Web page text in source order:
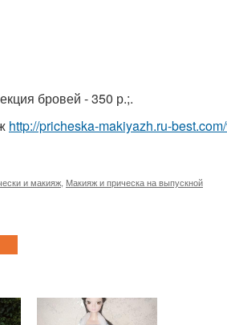
бровей - 350 р.;.
http://pricheska-makiyazh.ru-
и макияж Макияж и прическа на выпускной